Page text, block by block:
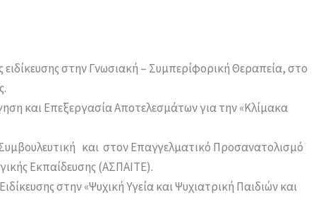
στην Γνωσιακή – Συμπερίφορική Θεραπεία, στο
και Επεξεργασία Αποτελεσμάτων για την «Κλίμακα
και στον Επαγγελματικό Προσανατολισμό
Εκπαίδευσης (ΑΣΠΑΙΤΕ).
στην «Ψυχική Υγεία και Ψυχιατρική Παιδιών και